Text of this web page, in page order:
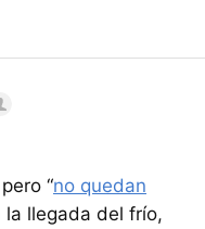
“no quedan
la llegada del frío,